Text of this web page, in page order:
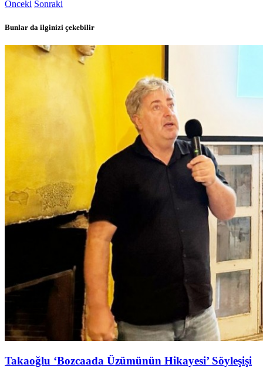
Önceki Sonraki
Bunlar da ilginizi çekebilir
Takaoğlu ‘Bozcaada Üzümünün Hikayesi’ Söyleşişi